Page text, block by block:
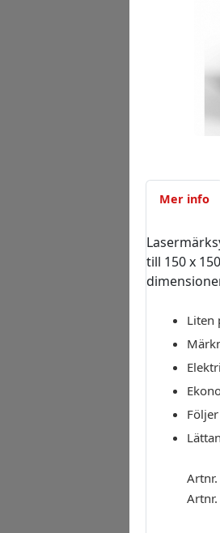
Mer info
till 150 x
Liten